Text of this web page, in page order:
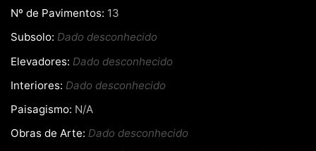
Nº de Pavimentos: 13
Subsolo: Dado desconhecido
Elevadores: Dado desconhecido
Interiores: Dado desconhecido
Paisagismo: N/A
Obras de Arte: Dado desconhecido